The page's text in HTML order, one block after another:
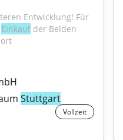
Entwicklung! Für
Einkauf der Belden
Stuttgart
Vollzeit